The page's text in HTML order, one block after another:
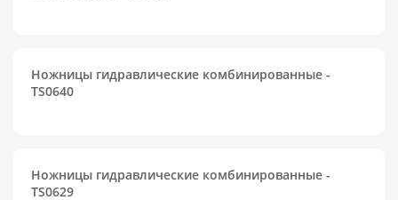
Ножницы гидравлические комбинированные -
TS0640
Ножницы гидравлические комбинированные -
TS0629